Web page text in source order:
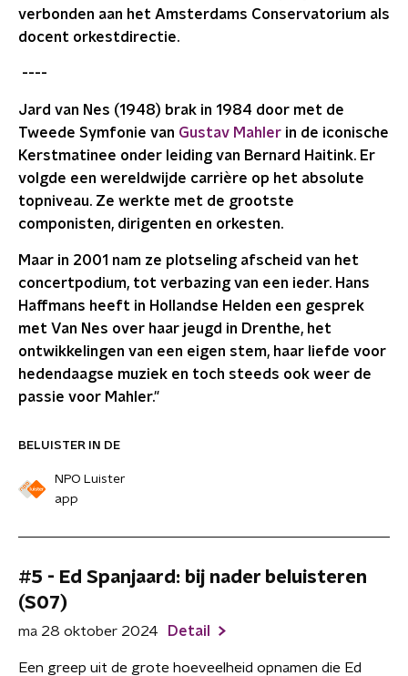
verbonden aan het Amsterdams Conservatorium als
docent orkestdirectie.
----
Jard van Nes (1948) brak in 1984 door met de
Tweede Symfonie van Gustav Mahler in de iconische
Kerstmatinee onder leiding van Bernard Haitink. Er
volgde een wereldwijde carrière op het absolute
topniveau. Ze werkte met de grootste
componisten, dirigenten en orkesten.
Maar in 2001 nam ze plotseling afscheid van het
concertpodium, tot verbazing van een ieder. Hans
Haffmans heeft in Hollandse Helden een gesprek
met Van Nes over haar jeugd in Drenthe, het
ontwikkelingen van een eigen stem, haar liefde voor
hedendaagse muziek en toch steeds ook weer de
passie voor Mahler."
BELUISTER IN DE
NPO Luister
app
#5 - Ed Spanjaard: bij nader beluisteren
(S07)
ma 28 oktober 2024 Detail
Een greep uit de grote hoeveelheid opnamen die Ed